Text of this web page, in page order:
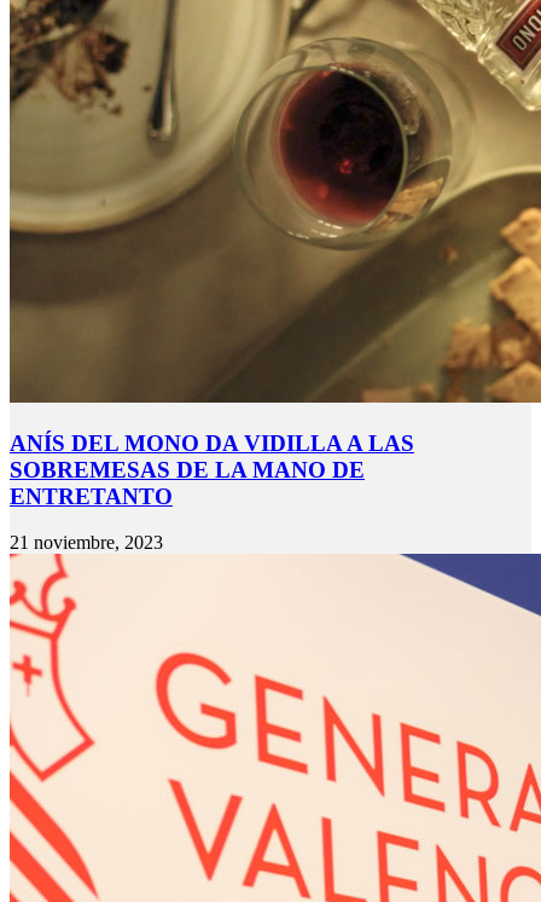
ANÍS DEL MONO DA VIDILLA A LAS
SOBREMESAS DE LA MANO DE
ENTRETANTO
21 noviembre, 2023